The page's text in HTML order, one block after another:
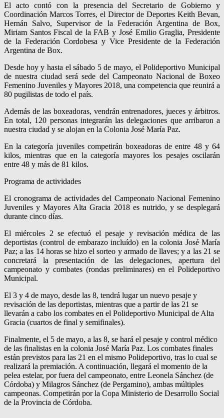
El acto contó con la presencia del Secretario de Gobierno y
Coordinación Marcos Torres, el Director de Deportes Keith Bevan,
Hernán Salvo, Supervisor de la Federación Argentina de Box,
Miriam Santos Fiscal de la FAB y José Emilio Graglia, Presidente
de la Federación Cordobesa y Vice Presidente de la Federación
Argentina de Box.
Desde hoy y hasta el sábado 5 de mayo, el Polideportivo Municipal
de nuestra ciudad será sede del Campeonato Nacional de Boxeo
Femenino Juveniles y Mayores 2018, una competencia que reunirá a
80 pugilistas de todo el país.
Además de las boxeadoras, vendrán entrenadores, jueces y árbitros.
En total, 120 personas integrarán las delegaciones que arribaron a
nuestra ciudad y se alojan en la Colonia José María Paz.
En la categoría juveniles competirán boxeadoras de entre 48 y 64
kilos, mientras que en la categoría mayores los pesajes oscilarán
entre 48 y más de 81 kilos.
Programa de actividades
El cronograma de actividades del Campeonato Nacional Femenino
Juveniles y Mayores Alta Gracia 2018 es nutrido, y se desplegará
durante cinco días.
El miércoles 2 se efectuó el pesaje y revisación médica de las
deportistas (control de embarazo incluído) en la colonia José María
Paz; a las 14 horas se hizo el sorteo y armado de llaves; y a las 21 se
concretará la presentación de las delegaciones, apertura del
campeonato y combates (rondas preliminares) en el Polideportivo
Municipal.
El 3 y 4 de mayo, desde las 8, tendrá lugar un nuevo pesaje y
revisación de las deportistas, mientras que a partir de las 21 se
llevarán a cabo los combates en el Polideportivo Municipal de Alta
Gracia (cuartos de final y semifinales).
Finalmente, el 5 de mayo, a las 8, se hará el pesaje y control médico
de las finalistas en la colonia José María Paz. Los combates finales
están previstos para las 21 en el mismo Polideportivo, tras lo cual se
realizará la premiación. A continuación, llegará el momento de la
pelea estelar, por fuera del campeonato, entre Leonela Sánchez (de
Córdoba) y Milagros Sánchez (de Pergamino), ambas múltiples
campeonas. Competirán por la Copa Ministerio de Desarrollo Social
de la Provincia de Córdoba.